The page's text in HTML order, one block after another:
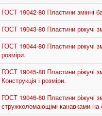
ГОСТ 19042-80 Пластини змінні
ГОСТ 19043-80 Пластини ріжучі
ГОСТ 19044-80 Пластини ріжучі
розміри.
ГОСТ 19045-80 Пластини ріжучі
Конструкція і розміри.
ГОСТ 19046-80 Пластини ріжучі
стружколомающімі канавками на